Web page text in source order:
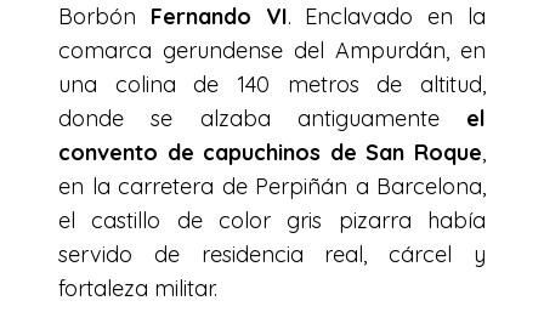
Borbón Fernando VI. Enclavado en la
comarca gerundense del Ampurdán, en
una colina de 140 metros de altitud,
donde se alzaba antiguamente el
convento de capuchinos de San Roque,
en la carretera de Perpiñán a Barcelona,
el castillo de color gris pizarra había
servido de residencia real, cárcel y
fortaleza militar.